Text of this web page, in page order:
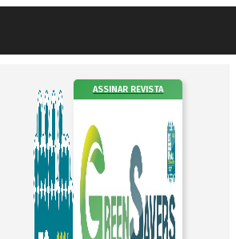
ASSINAR REVISTA